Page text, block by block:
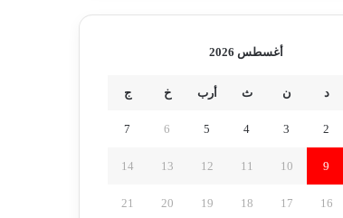
أغسطس 2026
د ن ث أرب خ ج
2
3
4
5
6
7
9
10
11
12
13
14
16
17
18
19
20
21